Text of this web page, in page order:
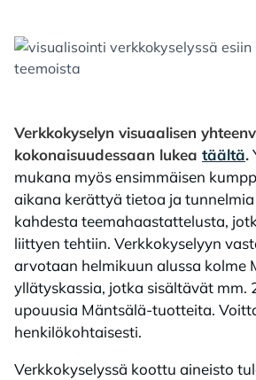
Verkkokyselyn visuaalisen
kokonaisuudessaan lukea täältä.
mukana myös ensimmäisen
aikana kerättyä tietoa ja
kahdesta teemahaastattelusta,
liittyen tehtiin. Verkkokyselyyn
arvotaan helmikuun alussa kolme
yllätyskassia, jotka sisältävät mm.
upouusia Mäntsälä-tuotteita.
henkilökohtaisesti.
Verkkokyselyssä koottu aineisto